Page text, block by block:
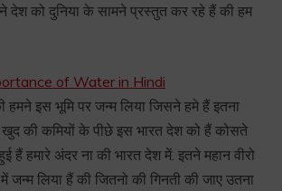
देश को दुनिया के सामने प्रस्तुत कर रहे हैं की हम
of Water in Hindi
हमने इस भूमि पर जन्म लिया जिसने हमे हैं इतना
की कमियों के पीछे इस भारत देश को हैं कोसते
हैं हमारे अंदर ना की भारत देश में. इतने महान वीरो
जन्म लिया हैं की जितनो की गिनती की जाए उतना